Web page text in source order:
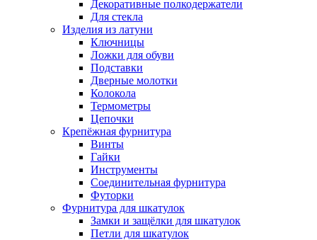
Декоративные полкодержатели
Для стекла
Изделия из латуни
Ключницы
Ложки для обуви
Подставки
Дверные молотки
Колокола
Термометры
Цепочки
Крепёжная фурнитура
Винты
Гайки
Инструменты
Соединительная фурнитура
Футорки
Фурнитура для шкатулок
Замки и защёлки для шкатулок
Петли для шкатулок